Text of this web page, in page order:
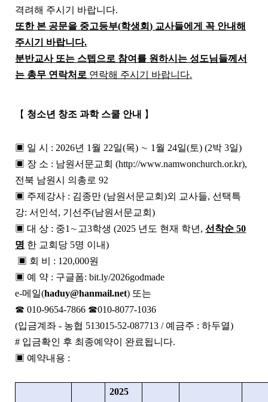
격려해 주시기 바랍니다.
또한 본 공문을 중고등부(학생회) 교사들에게 꼭 안내해
주시기 바랍니다.
분반교사 또는 스텝으로 참여를 원하시는 성도님들께서
는 총무 연락처로 연락해 주시기 바랍니다.
【 청소년 창조 과학 스쿨 안내 】
▣ 일 시 : 2026년 1월22일(목) ∼ 1월24일(토) (2박3일)
▣ 장 소 : 남원서문교회(http://www.namwonchurch.or.kr),
전북 남원시 의총로92
▣ 주제강사 : 김종만(남원서문교회)외 교사들, 선택특
강:서인석, 기선주(남원서문교회)
▣대 상 : 중1∼고3학생(2025 년도 현재 학년,선착순50
명 한 교회당 5명 이내)
▣ 회 비 : 120,000원
▣ 예 약 : 구글폼: bit.ly/2026godmade
e-메일(haduy@hanmail.net) 또는
☎010-9654-7866 ☎010-8077-1036
(입금계좌- 농협 513015-52-087713 / 예금주 :하두열)
# 입금확인 후 최종예약이 완료됩니다.
▣ 예약내용 :
2025